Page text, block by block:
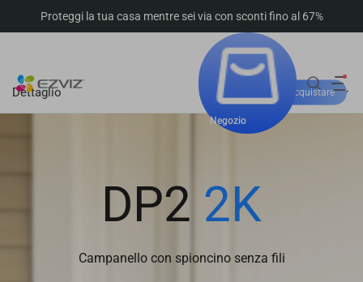
Proteggi la tua casa mentre sei via con sconti fino al 67%
Negozio
Dettaglio Dove acquistare
DP2 2K
Campanello con spioncino senza fili